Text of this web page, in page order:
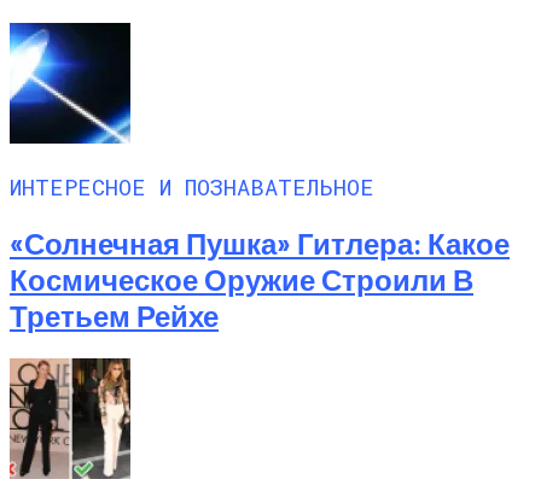
ИНТЕРЕСНОЕ И ПОЗНАВАТЕЛЬНОЕ
«Солнечная Пушка» Гитлера: Какое
Космическое Оружие Строили В
Третьем Рейхе